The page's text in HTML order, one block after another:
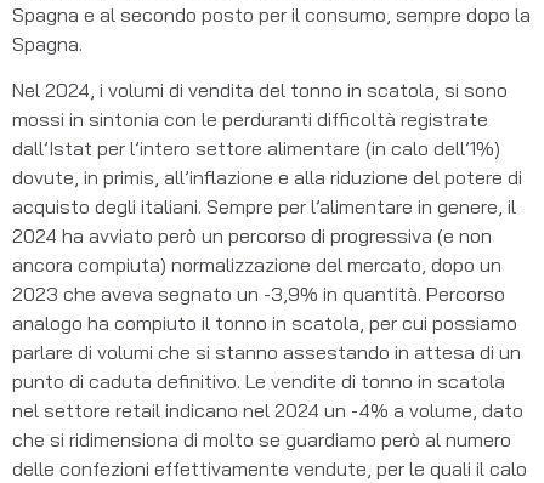
Spagna e al secondo posto per il consumo, sempre dopo la
Spagna.
Nel 2024, i volumi di vendita del tonno in scatola, si sono
mossi in sintonia con le perduranti difficoltà registrate
dall’Istat per l’intero settore alimentare (in calo dell’1%)
dovute, in primis, all’inflazione e alla riduzione del potere di
acquisto degli italiani. Sempre per l’alimentare in genere, il
2024 ha avviato però un percorso di progressiva (e non
ancora compiuta) normalizzazione del mercato, dopo un
2023 che aveva segnato un -3,9% in quantità. Percorso
analogo ha compiuto il tonno in scatola, per cui possiamo
parlare di volumi che si stanno assestando in attesa di un
punto di caduta definitivo. Le vendite di tonno in scatola
nel settore retail indicano nel 2024 un -4% a volume, dato
che si ridimensiona di molto se guardiamo però al numero
delle confezioni effettivamente vendute, per le quali il calo